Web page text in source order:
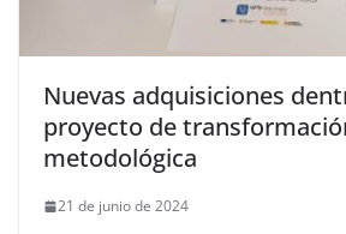
Nuevas adquisiciones
proyecto de
metodológica
21 de junio de 2024